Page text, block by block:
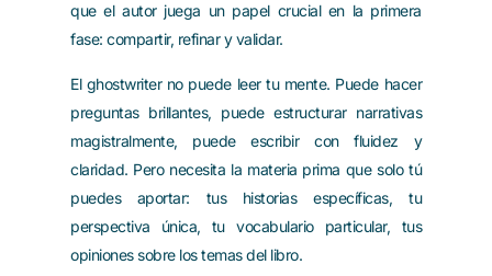
que el autor juega un papel crucial en la primera
fase: compartir, refinar y validar.
El ghostwriter no puede leer tu mente. Puede hacer
preguntas brillantes, puede estructurar narrativas
magistralmente, puede escribir con fluidez y
claridad. Pero necesita la materia prima que solo tú
puedes aportar: tus historias específicas, tu
perspectiva única, tu vocabulario particular, tus
opiniones sobre los temas del libro.